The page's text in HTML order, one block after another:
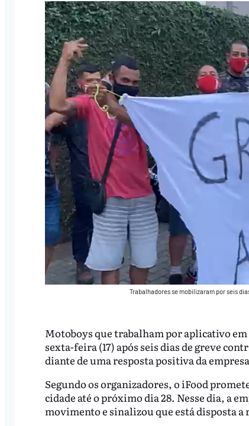
Trabalhadores se mobilizaram por seis
Motoboys que trabalham por aplicativo em
sexta-feira (17) após seis dias de greve
diante de uma resposta positiva da empresa
Segundo os organizadores, o iFood
cidade até o próximo dia 28. Nesse dia, a
movimento e sinalizou que está disposta a